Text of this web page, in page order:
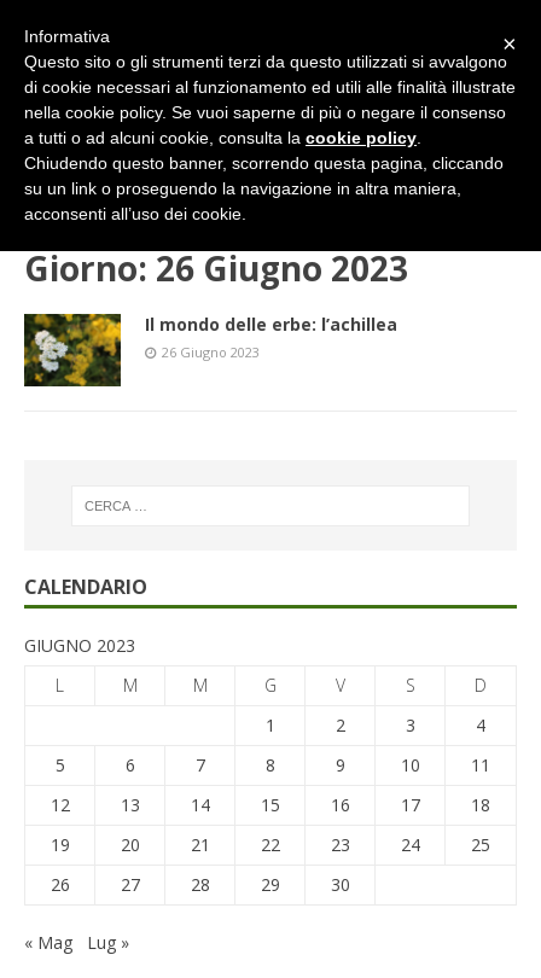
2023 GIUGNO
Giorno: 26 Giugno 2023
Il mondo delle erbe: l’achillea
26 Giugno 2023
CALENDARIO
GIUGNO 2023
L
M M G V S
D
1
2 3
4
5
6 7 8 9 10
11
12
13 14 15 16 17
18
19
20 21 22 23 24
25
26
27 28 29 30
« Mag Lug »
×
Informativa
Questo sito o gli strumenti terzi da questo utilizzati si avvalgono
di cookie necessari al funzionamento ed utili alle finalità illustrate
nella cookie policy. Se vuoi saperne di più o negare il consenso
a tutti o ad alcuni cookie, consulta la cookie policy
Chiudendo questo banner, scorrendo questa pagina, cliccando
su un link o proseguendo la navigazione in altra maniera,
acconsenti all’uso dei cookie.